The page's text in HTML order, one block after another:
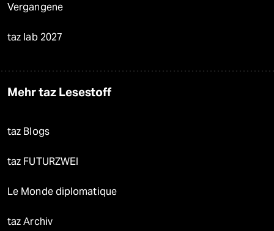
Vergangene
taz lab 2027
Mehr taz Lesestoff
taz Blogs
taz FUTURZWEI
Le Monde diplomatique
taz Archiv